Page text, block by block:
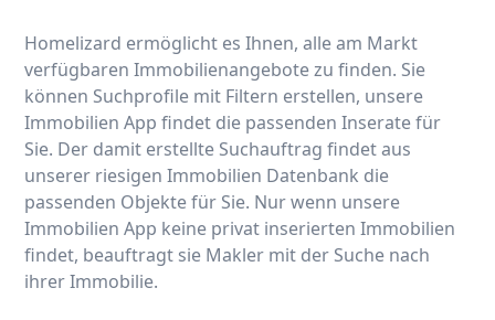
Homelizard ermöglicht es Ihnen, alle am Markt
verfügbaren Immobilienangebote zu finden. Sie
können Suchprofile mit Filtern erstellen, unsere
Immobilien App findet die passenden Inserate für
Sie. Der damit erstellte Suchauftrag findet aus
unserer riesigen Immobilien Datenbank die
passenden Objekte für Sie. Nur wenn unsere
Immobilien App keine privat inserierten Immobilien
findet, beauftragt sie Makler mit der Suche nach
ihrer Immobilie.